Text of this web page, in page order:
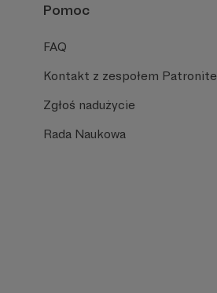
Pomoc
FAQ
Kontakt z zespołem Patronite
Zgłoś nadużycie
Rada Naukowa